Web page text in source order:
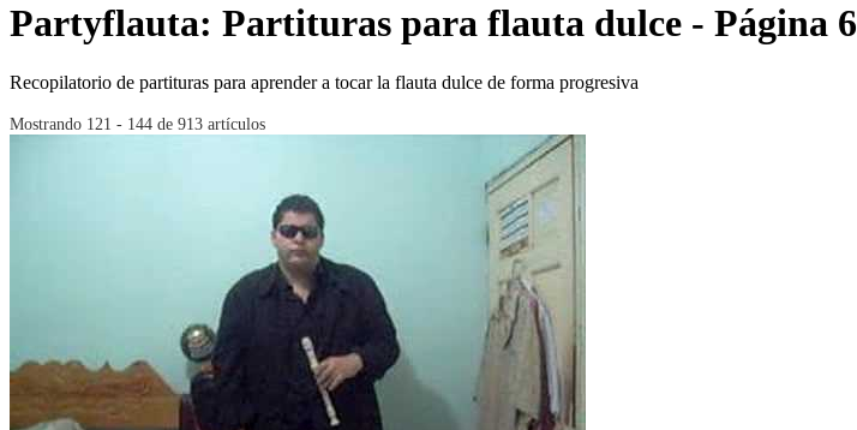
Partyflauta: Partituras para flauta dulce - Página 6
Recopilatorio de partituras para aprender a tocar la flauta dulce de forma progresiva
Mostrando 121 - 144 de 913 artículos